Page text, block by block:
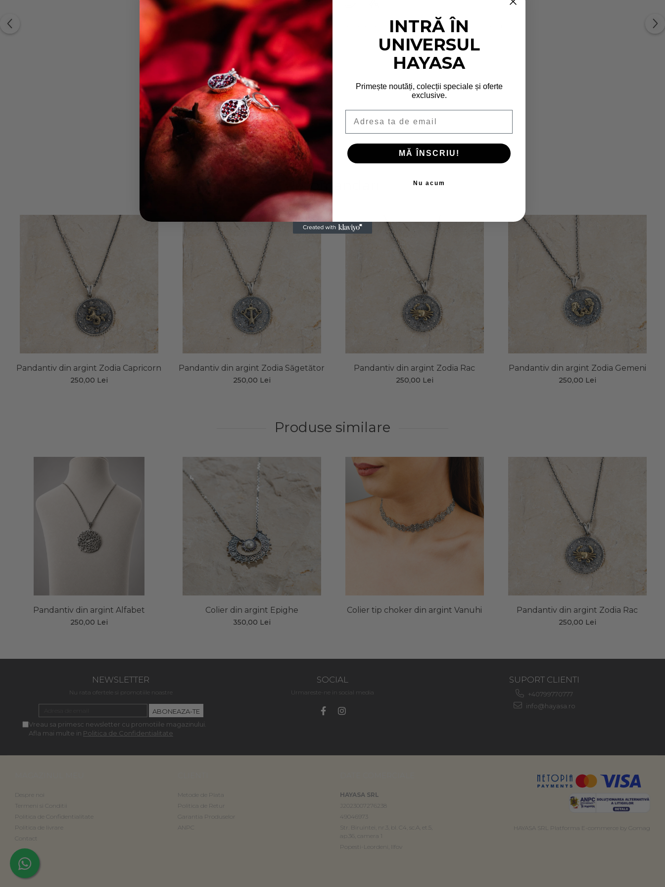
Evită contactul direct cu parfumuri sau alte substanțe chimice. Ferește bijuteria de umiditate. Curăță bijuteria cu
o lavetă moale și păstreaz-o separat, în cutia pentru bijuterii.
Caracteristici
Material:
Argint 925
Diametru:
24 mm
Recomandari
Pandantiv din argint Zodia Capricorn
250,00 Lei
Pandantiv din argint Zodia Săgetător
250,00 Lei
Pandantiv din argint Zodia Rac
250,00 Lei
Pandantiv din argint Zodia Gemeni
250,00 Lei
Produse similare
Pandantiv din argint Alfabet
250,00 Lei
Colier din argint Epighe
350,00 Lei
Colier tip choker din argint Vanuhi Pandantiv din argint Zodia Rac
250,00 Lei
NEWSLETTER
Nu rata ofertele si promotiile noastre
Vreau sa primesc newsletter cu promotiile magazinului.
Afla mai multe in Politica de Confidentialitate
SOCIAL
Urmareste-ne in social media
SUPORT CLIENTI
+40799770777
info@hayasa.ro
Despre noi
Termeni si Conditii
Politica de Confidentialitate
Politica de livrare
Contact
Metode de Plata
Politica de Retur
Garantia Produselor
ANPC
HAYASA SRL
J2023007276238
49046973
Str. Biruintei, nr.3, bl. C4, sc.A, et.5,
ap.36, camera 1
Popesti-Leordeni, Ilfov
HAYASA SRL Platforma E-commerce by Gomag
INTRĂ ÎN
UNIVERSUL
HAYASA
Primește noutăți, colecții speciale și oferte
exclusive.
MĂ ÎNSCRIU!
Nu acum